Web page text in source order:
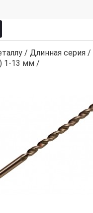
/ Длинная серия /
1‑13 мм /